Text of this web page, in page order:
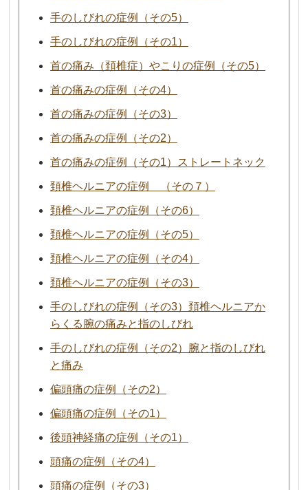
手のしびれの症例（その5）
手のしびれの症例（その1）
首の痛み（頚椎症）やこりの症例（その5）
首の痛みの症例（その4）
首の痛みの症例（その3）
首の痛みの症例（その2）
首の痛みの症例（その1）ストレートネック
頚椎ヘルニアの症例 （その７）
頚椎ヘルニアの症例（その6）
頚椎ヘルニアの症例（その5）
頚椎ヘルニアの症例（その4）
頚椎ヘルニアの症例（その3）
手のしびれの症例（その3）頚椎ヘルニアか
らくる腕の痛みと指のしびれ
手のしびれの症例（その2）腕と指のしびれ
と痛み
偏頭痛の症例（その2）
偏頭痛の症例（その1）
後頭神経痛の症例（その1）
頭痛の症例（その4）
頭痛の症例（その3）